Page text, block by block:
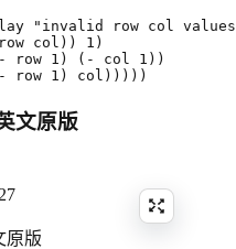
"invalid row col
row col )) 1 )
- row 1 ) ( - col 1 ))
- row 1 ) col )))))
文原版
原版